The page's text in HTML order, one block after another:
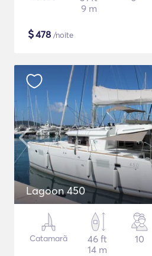
9 m
$478 /noite
Lagoon 450
Catamarã
46 ft
14 m
10